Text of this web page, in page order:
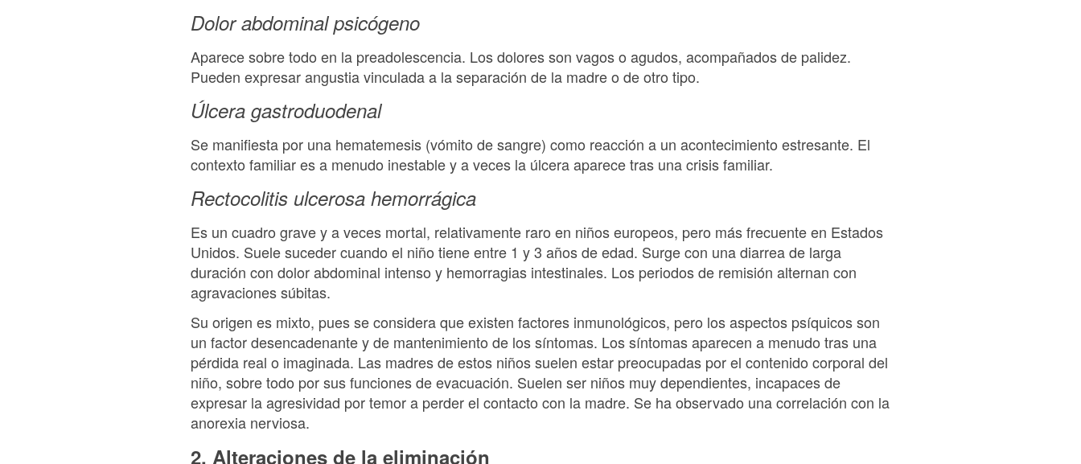
Dolor abdominal psicógeno
Aparece sobre todo en la preadolescencia. Los dolores son vagos o agudos, acompañados de palidez.
Pueden expresar angustia vinculada a la separación de la madre o de otro tipo.
Úlcera gastroduodenal
Se manifiesta por una hematemesis (vómito de sangre) como reacción a un acontecimiento estresante. El
contexto familiar es a menudo inestable y a veces la úlcera aparece tras una crisis familiar.
Rectocolitis ulcerosa hemorrágica
Es un cuadro grave y a veces mortal, relativamente raro en niños europeos, pero más frecuente en Estados
Unidos. Suele suceder cuando el niño tiene entre 1 y 3 años de edad. Surge con una diarrea de larga
duración con dolor abdominal intenso y hemorragias intestinales. Los periodos de remisión alternan con
agravaciones súbitas.
Su origen es mixto, pues se considera que existen factores inmunológicos, pero los aspectos psíquicos son
un factor desencadenante y de mantenimiento de los síntomas. Los síntomas aparecen a menudo tras una
pérdida real o imaginada. Las madres de estos niños suelen estar preocupadas por el contenido corporal del
niño, sobre todo por sus funciones de evacuación. Suelen ser niños muy dependientes, incapaces de
expresar la agresividad por temor a perder el contacto con la madre. Se ha observado una correlación con la
anorexia nerviosa.
2. Alteraciones de la eliminación